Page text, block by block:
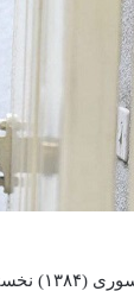
نخستین کار حرفه‌ای او بود.